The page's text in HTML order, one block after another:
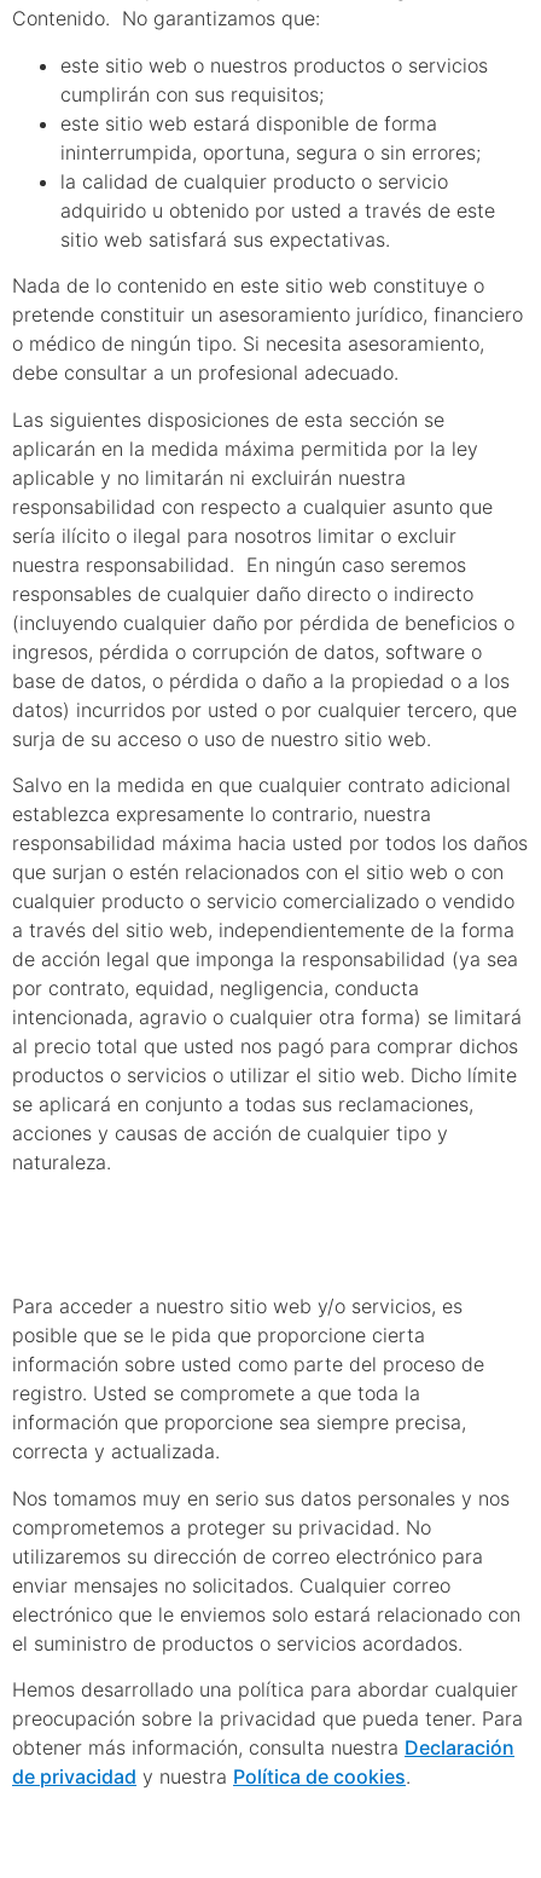
Contenido. No garantizamos que:
este sitio web o nuestros productos o servicios
cumplirán con sus requisitos;
este sitio web estará disponible de forma
ininterrumpida, oportuna, segura o sin errores;
la calidad de cualquier producto o servicio
adquirido u obtenido por usted a través de este
sitio web satisfará sus expectativas.
Nada de lo contenido en este sitio web constituye o
pretende constituir un asesoramiento jurídico, financiero
o médico de ningún tipo. Si necesita asesoramiento,
debe consultar a un profesional adecuado.
Las siguientes disposiciones de esta sección se
aplicarán en la medida máxima permitida por la ley
aplicable y no limitarán ni excluirán nuestra
responsabilidad con respecto a cualquier asunto que
sería ilícito o ilegal para nosotros limitar o excluir
nuestra responsabilidad. En ningún caso seremos
responsables de cualquier daño directo o indirecto
(incluyendo cualquier daño por pérdida de beneficios o
ingresos, pérdida o corrupción de datos, software o
base de datos, o pérdida o daño a la propiedad o a los
datos) incurridos por usted o por cualquier tercero, que
surja de su acceso o uso de nuestro sitio web.
Salvo en la medida en que cualquier contrato adicional
establezca expresamente lo contrario, nuestra
responsabilidad máxima hacia usted por todos los daños
que surjan o estén relacionados con el sitio web o con
cualquier producto o servicio comercializado o vendido
a través del sitio web, independientemente de la forma
de acción legal que imponga la responsabilidad (ya sea
por contrato, equidad, negligencia, conducta
intencionada, agravio o cualquier otra forma) se limitará
al precio total que usted nos pagó para comprar dichos
productos o servicios o utilizar el sitio web. Dicho límite
se aplicará en conjunto a todas sus reclamaciones,
acciones y causas de acción de cualquier tipo y
naturaleza.
Para acceder a nuestro sitio web y/o servicios, es
posible que se le pida que proporcione cierta
información sobre usted como parte del proceso de
registro. Usted se compromete a que toda la
información que proporcione sea siempre precisa,
correcta y actualizada.
Nos tomamos muy en serio sus datos personales y nos
comprometemos a proteger su privacidad. No
utilizaremos su dirección de correo electrónico para
enviar mensajes no solicitados. Cualquier correo
electrónico que le enviemos solo estará relacionado con
el suministro de productos o servicios acordados.
Hemos desarrollado una política para abordar cualquier
preocupación sobre la privacidad que pueda tener. Para
obtener más información, consulta nuestra Declaración
de privacidad y nuestra Política de cookies.